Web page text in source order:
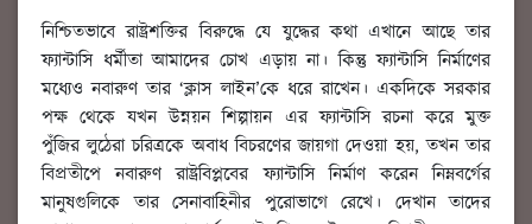
নিশ্চিতভাবে রাষ্ট্রশক্তির বিরুদ্ধে যে যুদ্ধের কথা এখানে আছে তার
ফ্যান্টাসি ধর্মীতা আমাদের চোখ এড়ায় না। কিন্তু ফ্যান্টাসি নির্মাণের
মধ্যেও নবারুণ তার ‘ক্লাস লাইন’কে ধরে রাখেন। একদিকে সরকার
পক্ষ থেকে যখন উন্নয়ন শিল্পায়ন এর ফ্যান্টাসি রচনা করে মুক্ত
পুঁজির লুঠেরা চরিত্রকে অবাধ বিচরণের জায়গা দেওয়া হয়, তখন তার
বিপ্রতীপে নবারুণ রাষ্ট্রবিপ্লবের ফ্যান্টাসি নির্মাণ করেন নিম্নবর্গের
মানুষগুলিকে তার সেনাবাহিনীর পুরোভাগে রেখে। দেখান তাদের